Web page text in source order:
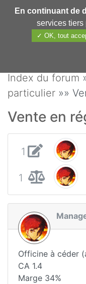
Pharmechange
Index du forum
particulier »»
Vente en
1
1
Officine à céder
CA 1.4
Marge 34%
En continuant de
services tiers
✓ OK, tout